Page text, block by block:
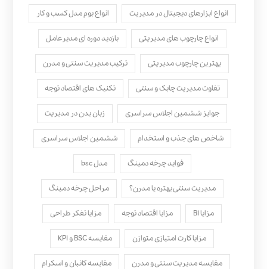
انواع ابزارهای دیجیتال در مدیریت انواع بوم مدل کسب‌ و کار
انواع چارچوب های مدیریتی بازدید دوره ای مدیرعامل
بهترین چارچوب مدیریتی ترکیب مدیریت سنتی و مدرن
تفاوت مدیریت چابک و سنتی تکنیک های اقتصاد توجه
جوایز ششمین اجلاس سراسری زبان بدن در مدیریت
شاخص های جذب و استخدام ششمین اجلاس سراسری
فواید چرخه دمینگ مدل bsc
مدیریت سنتی بهتره یا مدرن؟ مراحل چرخه دمینگ
مزایا BI مزایا اقتصاد توجه مزایا تفکر طراحی
مزایا کارت امتیازی متوازن مقایسه BSC و KPI
مقایسه مدیریت سنتی و مدرن مقایسه کانبان و اسکرام